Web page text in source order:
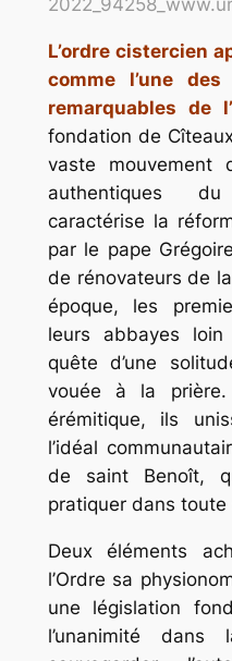
L’ordre cistercien
comme l’une
remarquables de
fondation de
vaste mouvement
authentiques
caractérise la
par le pape
de rénovateurs de
époque, les
leurs abbayes
quête d’une
vouée à la
érémitique, ils
l’idéal
de saint Benoît,
pratiquer dans toute
Deux éléments
l’Ordre sa
une législation
l’unanimité